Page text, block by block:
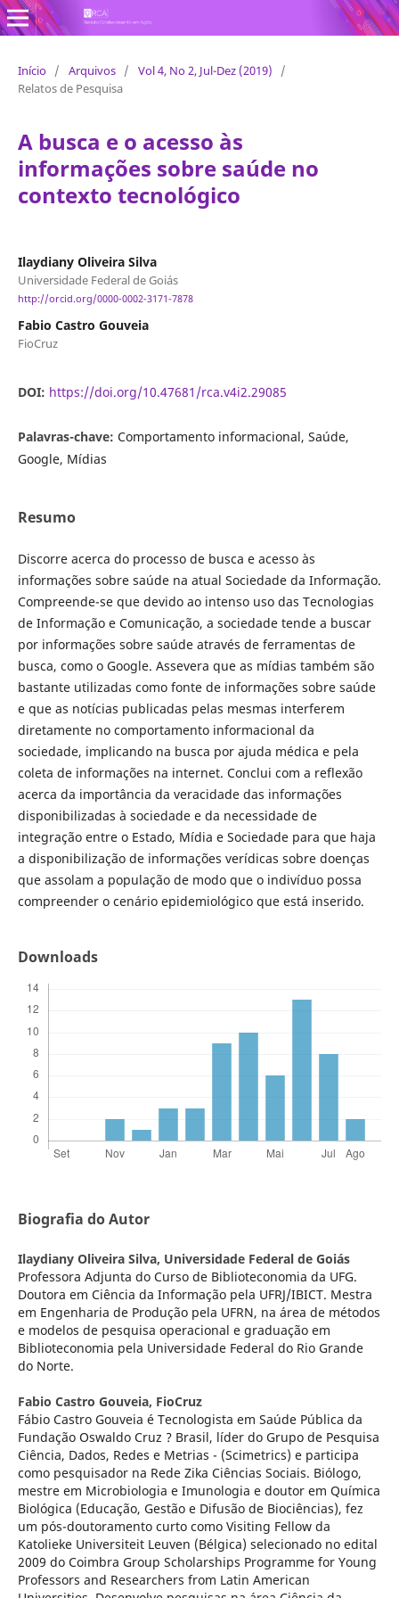
Revista Conhecimento em Ação
Início / Arquivos / Vol 4, No 2, Jul-Dez (2019)
/
Relatos de Pesquisa
A busca e o acesso às
informações sobre saúde no
contexto tecnológico
Ilaydiany Oliveira Silva
Universidade Federal de Goiás
http://orcid.org/0000-0002-3171-7878
Fabio Castro Gouveia
FioCruz
DOI: https://doi.org/10.47681/rca.v4i2.29085
Palavras-chave: Comportamento informacional, Saúde,
Google, Mídias
Resumo
Discorre acerca do processo de busca e acesso às
informações sobre saúde na atual Sociedade da Informação.
Compreende-se que devido ao intenso uso das Tecnologias
de Informação e Comunicação, a sociedade tende a buscar
por informações sobre saúde através de ferramentas de
busca, como o Google. Assevera que as mídias também são
bastante utilizadas como fonte de informações sobre saúde
e que as notícias publicadas pelas mesmas interferem
diretamente no comportamento informacional da
sociedade, implicando na busca por ajuda médica e pela
coleta de informações na internet. Conclui com a reflexão
acerca da importância da veracidade das informações
disponibilizadas à sociedade e da necessidade de
integração entre o Estado, Mídia e Sociedade para que haja
a disponibilização de informações verídicas sobre doenças
que assolam a população de modo que o indivíduo possa
compreender o cenário epidemiológico que está inserido.
Downloads
Biografia do Autor
Ilaydiany Oliveira Silva, Universidade Federal de Goiás
Professora Adjunta do Curso de Biblioteconomia da UFG.
Doutora em Ciência da Informação pela UFRJ/IBICT. Mestra
em Engenharia de Produção pela UFRN, na área de métodos
e modelos de pesquisa operacional e graduação em
Biblioteconomia pela Universidade Federal do Rio Grande
do Norte.
Fabio Castro Gouveia, FioCruz
Fábio Castro Gouveia é Tecnologista em Saúde Pública da
Fundação Oswaldo Cruz ? Brasil, líder do Grupo de Pesquisa
Ciência, Dados, Redes e Metrias - (Scimetrics) e participa
como pesquisador na Rede Zika Ciências Sociais. Biólogo,
mestre em Microbiologia e Imunologia e doutor em Química
Biológica (Educação, Gestão e Difusão de Biociências), fez
um pós-doutoramento curto como Visiting Fellow da
Katolieke Universiteit Leuven (Bélgica) selecionado no edital
2009 do Coimbra Group Scholarships Programme for Young
Professors and Researchers from Latin American